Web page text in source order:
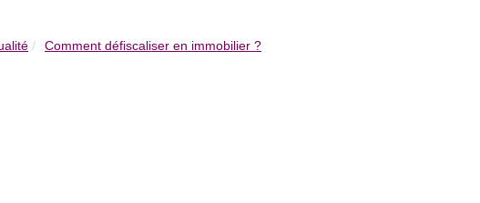
Comment défiscaliser en immobilier ?